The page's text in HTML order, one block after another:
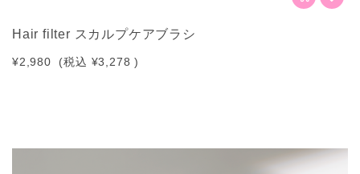
Hair filter スカルプケアブラシ
¥2,980 (税込 ¥3,278 )